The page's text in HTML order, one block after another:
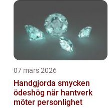
07 mars 2026
Handgjorda smycken
ödeshög när hantverk
möter personlighet